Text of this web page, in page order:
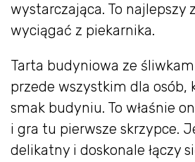
wystarczająca. To najlepszy
wyciągać z piekarnika.
Tarta budyniowa ze
przede wszystkim dla osób,
smak budyniu. To właśnie
i gra tu pierwsze skrzypce.
delikatny i doskonale łączy